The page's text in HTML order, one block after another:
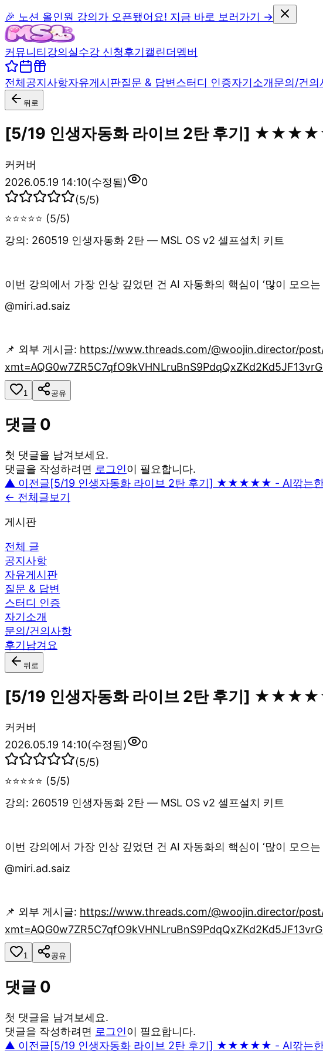
🎉 노션 올인원 강의가 오픈됐어요! 지금 바로 보러가기 →
커뮤니티강의실수강 신청후기캘린더멤버
전체공지사항자유게시판질문 & 답변스터디 인증자기소개문의/건의
뒤로
[5/19 인생자동화 라이브 2탄 후기]
커커버
2026.05.19 14:10(수정됨)
0
(5/5)
⭐⭐⭐⭐⭐ (5/5)
강의: 260519 인생자동화 2탄 — MSL OS v2 셀프설치 키트
이번 강의에서 가장 인상 깊었던 건 AI 자동화의 핵심이 ‘많이 모으
@miri.ad.saiz
📌 외부 게시글: https://www.threads.com/@woojin.director/post/
1 공유
댓글 0
첫 댓글을 남겨보세요.
댓글을 작성하려면 로그인이 필요합니다.
▲ 이전글[5/19 인생자동화 라이브 2탄 후기] ★★★★★ - AI깎는한
← 전체글보기
게시판
전체 글
공지사항
자유게시판
질문 & 답변
스터디 인증
자기소개
문의/건의사항
후기남겨요
뒤로
[5/19 인생자동화 라이브 2탄 후기]
커커버
2026.05.19 14:10(수정됨)
0
(5/5)
⭐⭐⭐⭐⭐ (5/5)
강의: 260519 인생자동화 2탄 — MSL OS v2 셀프설치 키트
이번 강의에서 가장 인상 깊었던 건 AI 자동화의 핵심이 ‘많이 모으
@miri.ad.saiz
📌 외부 게시글: https://www.threads.com/@woojin.director/post/
1 공유
댓글 0
첫 댓글을 남겨보세요.
댓글을 작성하려면 로그인이 필요합니다.
▲ 이전글[5/19 인생자동화 라이브 2탄 후기] ★★★★★ - AI깎는한